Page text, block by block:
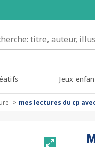
Jeux
mes lectures du cp